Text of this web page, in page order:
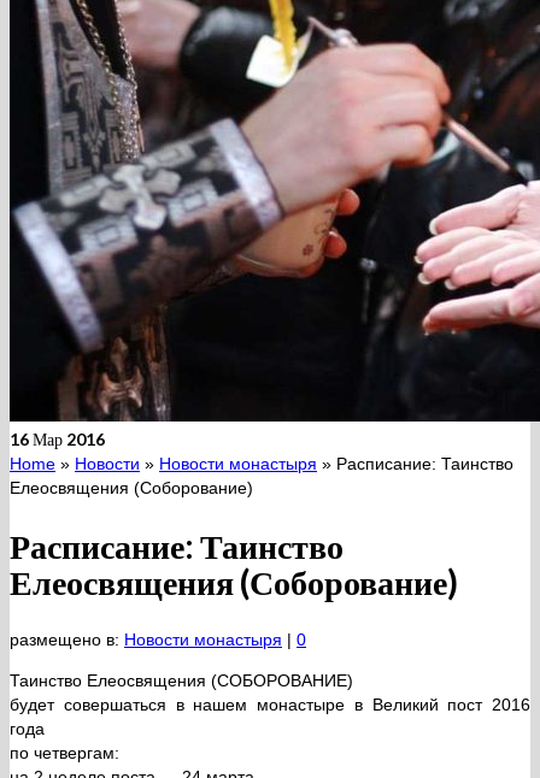
16Мар 2016
Home » Новости » Новости монастыря » Расписание: Таинство
Елеосвящения (Соборование)
Расписание: Таинство
Елеосвящения (Соборование)
размещено в: Новости монастыря | 0
Таинство Елеосвящения (СОБОРОВАНИЕ)
будет совершаться в нашем монастыре в Великий пост 2016
года
по четвергам: